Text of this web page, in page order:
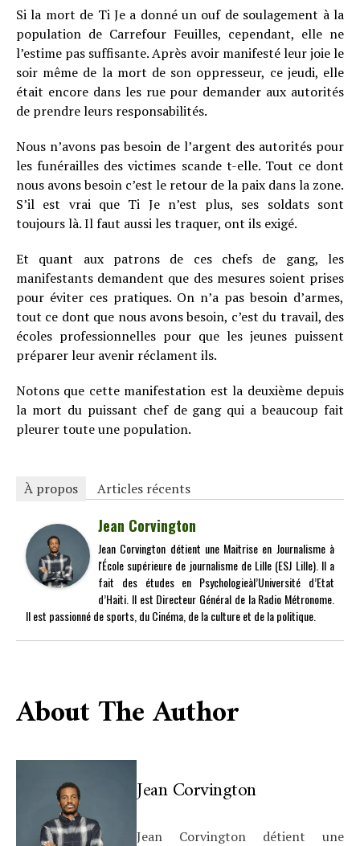
Si la mort de Ti Je a donné un ouf de soulagement à la
population de Carrefour Feuilles, cependant, elle ne
l’estime pas suffisante. Après avoir manifesté leur joie le
soir même de la mort de son oppresseur, ce jeudi, elle
était encore dans les rue pour demander aux autorités
de prendre leurs responsabilités.
Nous n’avons pas besoin de l’argent des autorités pour
les funérailles des victimes scande t-elle. Tout ce dont
nous avons besoin c’est le retour de la paix dans la zone.
S’il est vrai que Ti Je n’est plus, ses soldats sont
toujours là. Il faut aussi les traquer, ont ils exigé.
Et quant aux patrons de ces chefs de gang, les
manifestants demandent que des mesures soient prises
pour éviter ces pratiques. On n’a pas besoin d’armes,
tout ce dont que nous avons besoin, c’est du travail, des
écoles professionnelles pour que les jeunes puissent
préparer leur avenir réclament ils.
Notons que cette manifestation est la deuxième depuis
la mort du puissant chef de gang qui a beaucoup fait
pleurer toute une population.
À propos Articles récents
Jean Corvington
Jean Corvington détient une Maitrise en Journalisme à
l'École supérieure de journalisme de Lille (ESJ Lille). Il a
fait des études en Psychologieàl’Université d’Etat
d’Haiti. Il est Directeur Général de la Radio Métronome.
Il est passionné de sports, du Cinéma, de la culture et de la politique.
About The Author
Jean Corvington
Jean Corvington détient une